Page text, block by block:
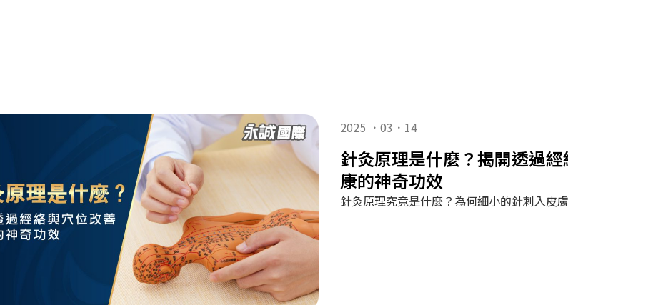
2025 ．03．14
針灸原理是什麼？揭開透過經絡與穴位
康的神奇功效